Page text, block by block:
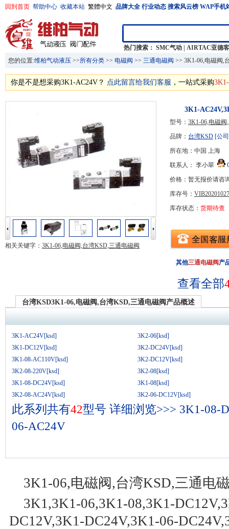
回到首页 帮助中心 收藏本站 繁體中文 品牌大全 行业动态 搜索风云榜 WAP手机
热门搜索： SMC气动
AIRTAC亚德客
您的位置:维柏气动液压 >>所有分类 >> 电磁阀 >> 三通电磁阀 >> 3K1-06,电磁阀,
你是不是想采购3K1-AC24V？ 点此留言给我们客服 ，一站式采购
相关关键字： 3K1-06,电磁阀,台湾KSD,三通电磁阀
3K1-
型号： 3K1-06,电磁
品牌： 台湾KSD [公
所在地：中国 上海
联系人： 李小翠
价格：暂无报价请咨
库存号：
库存状态： 货期待查
其他三通电磁阀 产
查看全部
台湾KSD3K1-06,电磁阀,台湾KSD,三通电磁阀产品概述
3K1-AC24V[ksd]
3K2-06[ksd]
3K1-DC12V[ksd]
3K2-DC24V[ksd]
3K1-08-AC110V[ksd]
3K2-DC12V[ksd]
3K2-08-220V[ksd]
3K2-08[ksd]
3K1-08-DC24V[ksd]
3K1-08[ksd]
3K2-08-AC24V[ksd]
3K2-06-DC12V[ksd]
此系列共有42型号 详细浏览>>> 3K1-08-
06-AC24V
3K1-06,电磁阀,台湾KSD,三通电
3K1,3K1-06,3K1-08,3K1-
DC12V,3K1-DC24V,3K1-06-